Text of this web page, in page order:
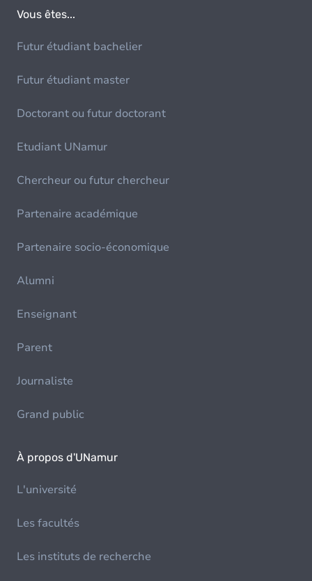
Vous êtes...
Futur étudiant bachelier
Futur étudiant master
Doctorant ou futur doctorant
Etudiant UNamur
Chercheur ou futur chercheur
Partenaire académique
Partenaire socio-économique
Alumni
Enseignant
Parent
Journaliste
Grand public
À propos d'UNamur
L'université
Les facultés
Les instituts de recherche